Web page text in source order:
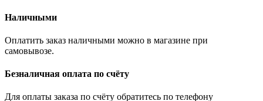
Наличными
Оплатить заказ наличными можно в магазине при
самовывозе.
Безналичная оплата по счёту
Для оплаты заказа по счёту обратитесь по телефону